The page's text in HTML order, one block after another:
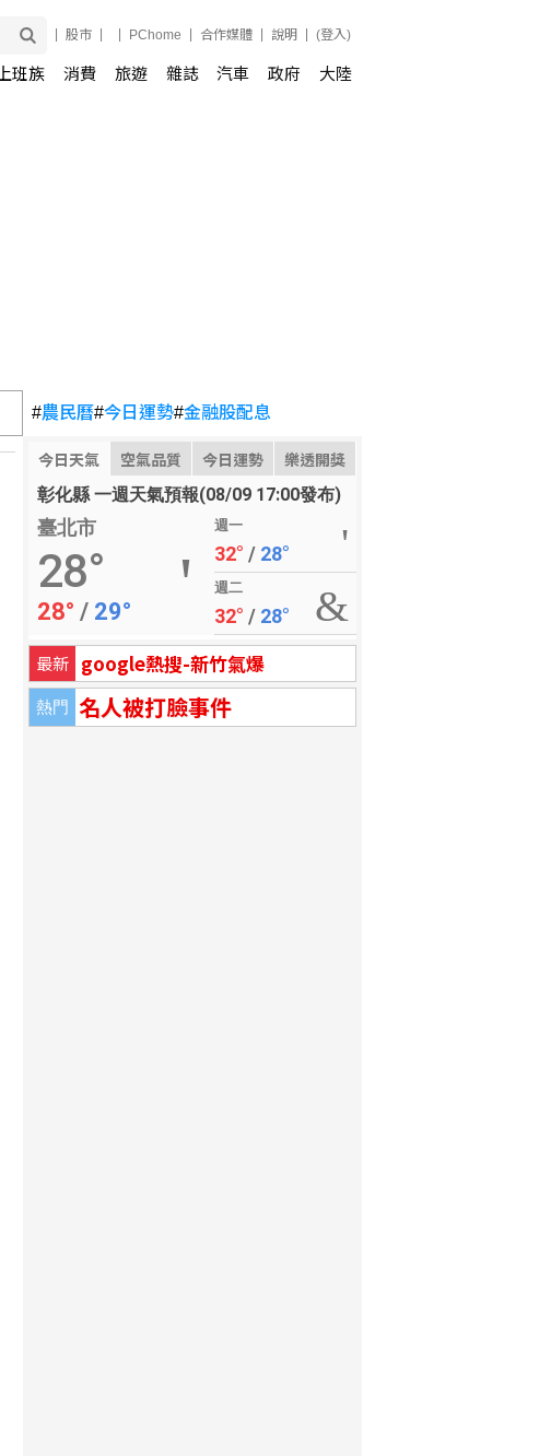
股市 PChome 合作媒體 說明 (登入)
上班族 消費 旅遊 雜誌 汽車 政府 大陸
#農民曆#今日運勢#金融股配息
今日天氣 空氣品質 今日運勢 樂透開獎
彰化縣 一週天氣預報(08/09 17:00發布)
臺北市
28°
28° / 29°
週一
32° / 28°
週二
32° / 28°
最新 google熱搜-新竹氣爆
熱門 名人被打臉事件